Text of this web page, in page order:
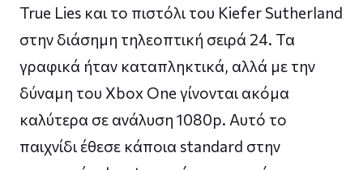
True Lies και το πιστόλι του Kiefer Sutherland
στην διάσημη τηλεοπτική σειρά 24. Τα
γραφικά ήταν καταπληκτικά, αλλά με την
δύναμη του Xbox One γίνονται ακόμα
καλύτερα σε ανάλυση 1080p. Αυτό το
παιχνίδι έθεσε κάποια standard στην